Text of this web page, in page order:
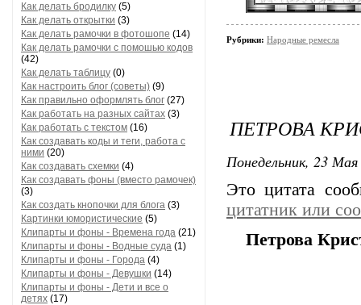
Как делать бродилку (5)
Как делать открытки (3)
Как делать рамочки в фотошопе (14)
Как делать рамочки с помошью кодов
(42)
Как делать таблицу (0)
Как настроить блог (советы) (9)
Как правильно оформлять блог (27)
Как работать на разных сайтах (3)
Как работать с текстом (16)
Как создавать коды и теги, работа с
ними (20)
Как создавать схемки (4)
Как создавать фоны (вместо рамочек)
(3)
Как создать кнопочки для блога (3)
Картинки юмористические (5)
Клипарты и фоны - Времена года (21)
Клипарты и фоны - Водные суда (1)
Клипарты и фоны - Города (4)
Клипарты и фоны - Девушки (14)
Клипарты и фоны - Дети и все о
детях (17)
Рубрики: Народные ремесла
ПЕТРОВА
Понедельник, 23
Это цитата
цитатник или
Петрова